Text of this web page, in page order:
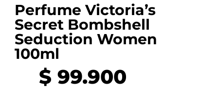
Perfume Victoria’s
Secret Bombshell
Seduction Women
100ml
$ 99.900